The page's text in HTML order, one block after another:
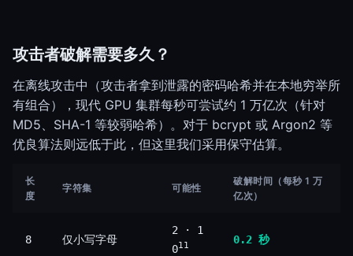
攻击者破解需要多久？
在离线攻击中（攻击者拿到泄露的密码哈希并在本地穷举所
有组合），现代 GPU 集群每秒可尝试约 1 万亿次（针对
MD5、SHA-1 等较弱哈希）。对于 bcrypt 或 Argon2 等
优良算法则远低于此，但这里我们采用保守估算。
长
度
字符集 可能性
破解时间（每秒 1 万
亿次）
8 仅小写字母
2 · 1
011 0.2 秒